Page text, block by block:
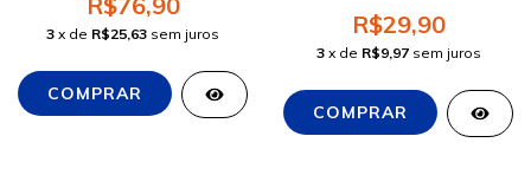
3 x de R$25,63 sem juros R$29,90
3 x de R$9,97 sem juros